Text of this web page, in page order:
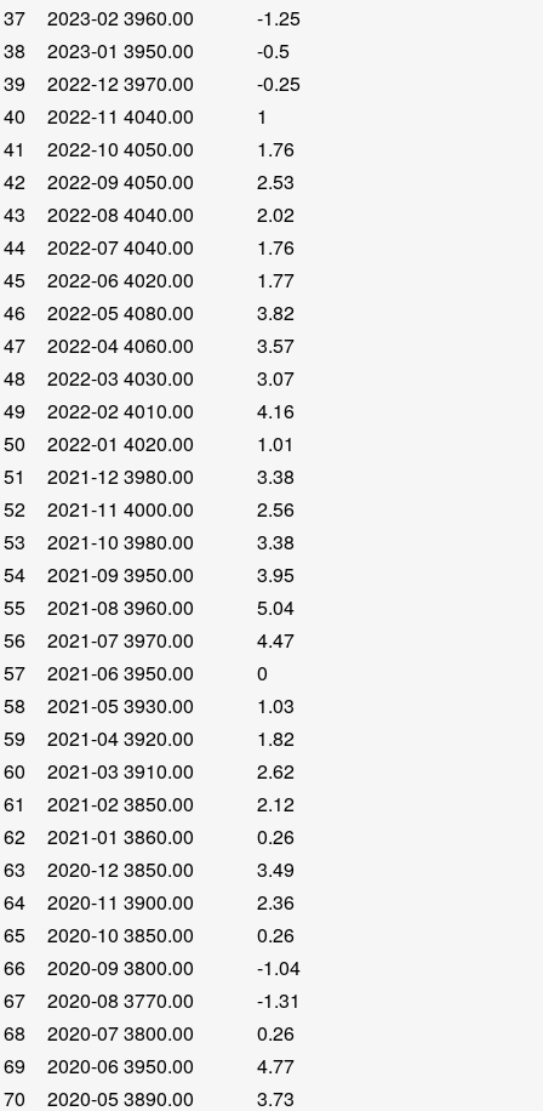
37
2023-023960.00
-1.25
38
2023-01 3950.00
-0.5
39
2022-123970.00
-0.25
40
2022-11 4040.00
1
41
2022-10 4050.00
1.76
42
2022-094050.00
2.53
43
2022-08 4040.00
2.02
44
2022-074040.00
1.76
45
2022-064020.00
1.77
46
2022-054080.00
3.82
47
2022-044060.00
3.57
48
2022-03 4030.00
3.07
49
2022-024010.00
4.16
50
2022-01 4020.00
1.01
51
2021-123980.00
3.38
52
2021-11 4000.00
2.56
53
2021-10 3980.00
3.38
54
2021-093950.00
3.95
55
2021-08 3960.00
5.04
56
2021-073970.00
4.47
57
2021-063950.00
0
58
2021-053930.00
1.03
59
2021-043920.00
1.82
60
2021-03 3910.00
2.62
61
2021-023850.00
2.12
62
2021-01 3860.00
0.26
63
2020-123850.00
3.49
64
2020-11 3900.00
2.36
65
2020-10 3850.00
0.26
66
2020-093800.00
-1.04
67
2020-08 3770.00
-1.31
68
2020-073800.00
0.26
69
2020-063950.00
4.77
70
2020-053890.00 3.73